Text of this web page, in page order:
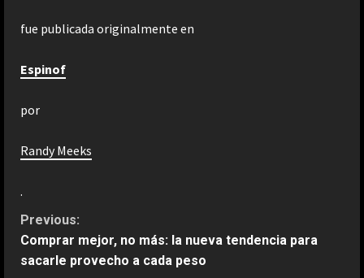
fue publicada originalmente en
Espinof
por
Randy Meeks
.
C
o
Previous:
Comprar mejor, no más: la nueva tendencia para
sacarle provecho a cada peso